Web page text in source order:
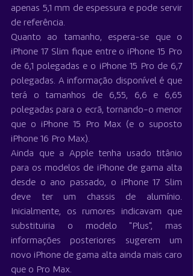
apenas 5,1 mm de espessura e pode servir
de referência.
Quanto ao tamanho, espera-se que o
iPhone 17 Slim fique entre o iPhone 15 Pro
de 6,1 polegadas e o iPhone 15 Pro de 6,7
polegadas. A informação disponível é que
terá o tamanhos de 6,55, 6,6 e 6,65
polegadas para o ecrã, tornando-o menor
que o iPhone 15 Pro Max (e o suposto
iPhone 16 Pro Max).
Ainda que a Apple tenha usado titânio
para os modelos de iPhone de gama alta
desde o ano passado, o iPhone 17 Slim
deve ter um chassis de alumínio.
Inicialmente, os rumores indicavam que
substituiria o modelo "Plus", mas
informações posteriores sugerem um
novo iPhone de gama alta ainda mais caro
que o Pro Max.